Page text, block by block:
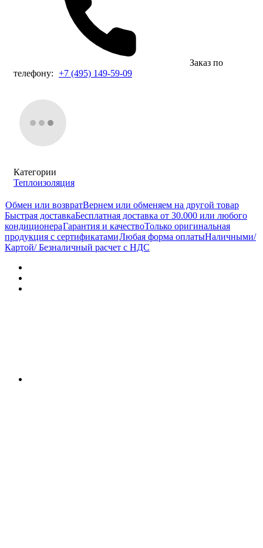
Заказ по
телефону: +7 (495) 149-59-09
Категории
Теплоизоляция
Обмен или возвратВернем или обменяем на другой товар
Быстрая доставкаБесплатная доставка от 30.000 или любого
кондиционераГарантия и качествоТолько оригинальная
продукция с сертификатамиЛюбая форма оплатыНаличными/
Картой/ Безналичный расчет с НДС